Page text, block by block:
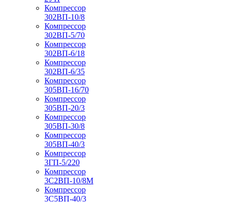
Компрессор
302ВП-10/8
Компрессор
302ВП-5/70
Компрессор
302ВП-6/18
Компрессор
302ВП-6/35
Компрессор
305ВП-16/70
Компрессор
305ВП-20/3
Компрессор
305ВП-30/8
Компрессор
305ВП-40/3
Компрессор
3ГП-5/220
Компрессор
3С2ВП-10/8М
Компрессор
3С5ВП-40/3